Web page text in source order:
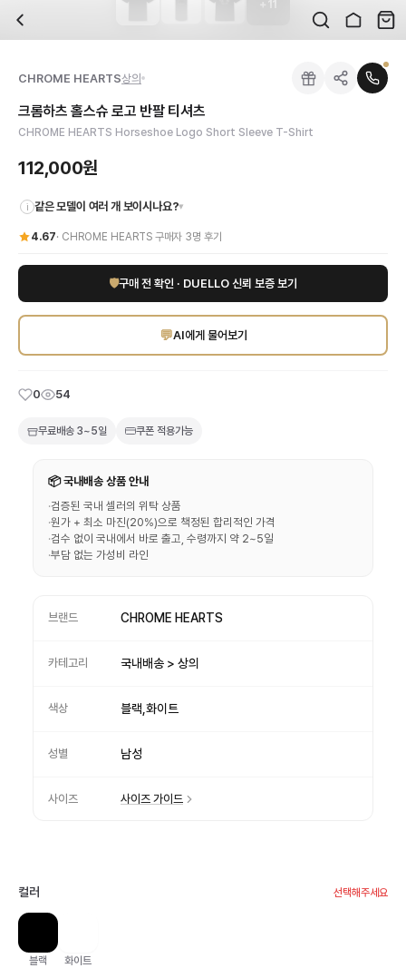
배송은 얼마나 걸리나요?
전문 스태프가 실물 상품을 직접 확인한 후 검수 사진을 제공합니다. 가죽 재질,
교환이나 반품이 가능한가요?
수령 후 7일 이내 신청하시면 상품 하자, 사이즈 불일치, 고객 변심 모두 교환·반
쿠폰과 적립금을 함께 사용할 수 있나요?
네, 쿠폰과 적립금을 결제 시 함께 사용하실 수 있습니다. 적립금은 1,000원 이상
브랜드:
색상:블랙,화이트
가격:112,000원
CHROME HEARTS (크롬하츠) 홀스슈 로고 반팔 티셔츠로 독보적인 스타일을
크롬하츠 홀스슈 로고 반팔 티셔츠
CHROME HEARTS상의
크롬하츠 홀스슈 로고 반팔 티셔츠
CHROME HEARTS Horseshoe Logo Short Sleeve T-Shirt
112,000원
i 같은 모델이 여러 개 보이시나요?▾
4.67· CHROME HEARTS 구매자 3명 후기
🛡구매 전 확인 · DUELLO 신뢰 보증 보기
💬AI에게 물어보기
0 54
무료배송 3~5일 쿠폰 적용가능
📦 국내배송 상품 안내
·검증된 국내 셀러의 위탁 상품
·원가 + 최소 마진(20%)으로 책정된 합리적인 가격
·검수 없이 국내에서 바로 출고, 수령까지 약 2~5일
·부담 없는 가성비 라인
브랜드 CHROME HEARTS
카테고리 국내배송 > 상의
색상 블랙,화이트
성별 남성
사이즈 사이즈 가이드
컬러 선택해주세요
블랙 화이트